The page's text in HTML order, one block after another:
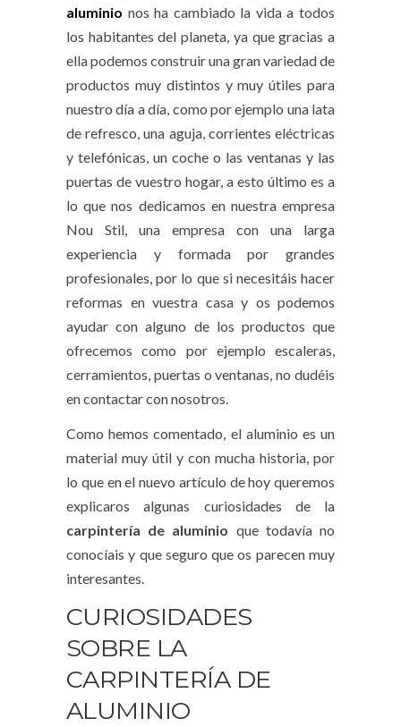
aluminio nos ha cambiado la vida a todos
los habitantes del planeta, ya que gracias a
ella podemos construir una gran variedad de
productos muy distintos y muy útiles para
nuestro día a día, como por ejemplo una lata
de refresco, una aguja, corrientes eléctricas
y telefónicas, un coche o las ventanas y las
puertas de vuestro hogar, a esto último es a
lo que nos dedicamos en nuestra empresa
Nou Stil, una empresa con una larga
experiencia y formada por grandes
profesionales, por lo que si necesitáis hacer
reformas en vuestra casa y os podemos
ayudar con alguno de los productos que
ofrecemos como por ejemplo escaleras,
cerramientos, puertas o ventanas, no dudéis
en contactar con nosotros.
Como hemos comentado, el aluminio es un
material muy útil y con mucha historia, por
lo que en el nuevo artículo de hoy queremos
explicaros algunas curiosidades de la
carpintería de aluminio que todavía no
conocíais y que seguro que os parecen muy
interesantes.
CURIOSIDADES
SOBRE LA
CARPINTERÍA DE
ALUMINIO